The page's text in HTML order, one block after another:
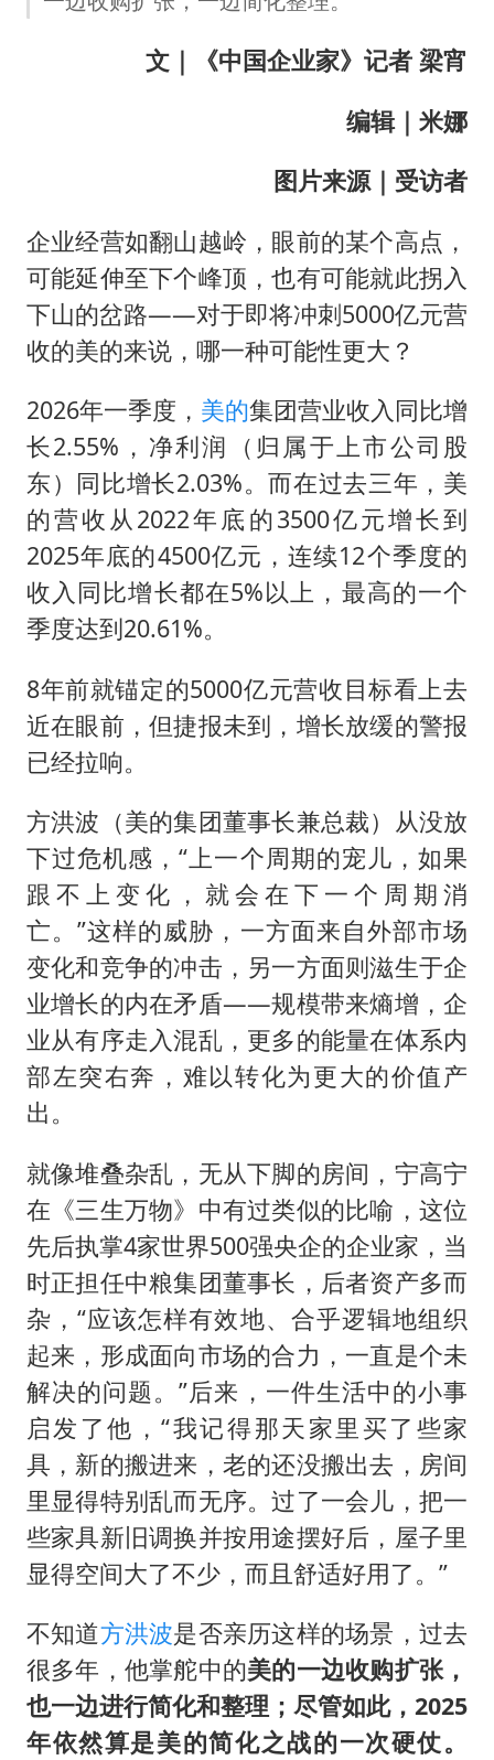
文｜《中国企业家》记者 梁宵
编辑｜米娜
图片来源｜受访者
企业经营如翻山越岭，眼前的某个高点，
可能延伸至下个峰顶，也有可能就此拐入
下山的岔路——对于即将冲刺5000亿元营
收的美的来说，哪一种可能性更大？
2026年一季度， 美的集团营业收入同比增
长2.55%，净利润（归属于上市公司股
东）同比增长2.03%。而在过去三年，美
的营收从2022年底的3500亿元增长到
2025年底的4500亿元，连续12个季度的
收入同比增长都在5%以上，最高的一个
季度达到20.61%。
8年前就锚定的5000亿元营收目标看上去
近在眼前，但捷报未到，增长放缓的警报
已经拉响。
方洪波（美的集团董事长兼总裁）从没放
下过危机感，“上一个周期的宠儿，如果
跟不上变化，就会在下一个周期消
亡。”这样的威胁，一方面来自外部市场
变化和竞争的冲击，另一方面则滋生于企
业增长的内在矛盾——规模带来熵增，企
业从有序走入混乱，更多的能量在体系内
部左突右奔，难以转化为更大的价值产
出。
就像堆叠杂乱，无从下脚的房间，宁高宁
在《三生万物》中有过类似的比喻，这位
先后执掌4家世界500强央企的企业家，当
时正担任中粮集团董事长，后者资产多而
杂，“应该怎样有效地、合乎逻辑地组织
起来，形成面向市场的合力，一直是个未
解决的问题。”后来，一件生活中的小事
启发了他，“我记得那天家里买了些家
具，新的搬进来，老的还没搬出去，房间
里显得特别乱而无序。过了一会儿，把一
些家具新旧调换并按用途摆好后，屋子里
显得空间大了不少，而且舒适好用了。”
不知道方洪波是否亲历这样的场景，过去
很多年，他掌舵中的美的一边收购扩张，
也一边进行简化和整理；尽管如此，2025
年依然算是美的简化之战的一次硬仗。